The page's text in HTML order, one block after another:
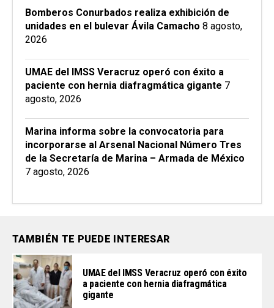
Bomberos Conurbados realiza exhibición de
unidades en el bulevar Ávila Camacho 8 agosto,
2026
UMAE del IMSS Veracruz operó con éxito a
paciente con hernia diafragmática gigante 7
agosto, 2026
Marina informa sobre la convocatoria para
incorporarse al Arsenal Nacional Número Tres
de la Secretaría de Marina – Armada de México
7 agosto, 2026
TAMBIÉN TE PUEDE INTERESAR
UMAE del IMSS Veracruz operó con éxito
a paciente con hernia diafragmática
gigante